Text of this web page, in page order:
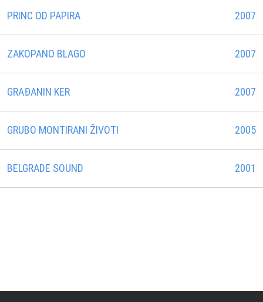
PRINC OD PAPIRA 2007
ZAKOPANO BLAGO 2007
GRAÐANIN KER 2007
GRUBO MONTIRANI ŽIVOTI 2005
BELGRADE SOUND 2001